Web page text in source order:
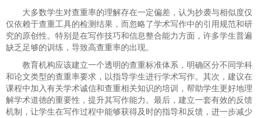
大多数学生对查重率的理解存在一定偏差，认为抄袭与相似度仅
仅依赖于查重工具的检测结果，而忽略了学术写作中的引用规范和研
究的原创性。特别是在写作技巧和信息整合能力方面，许多学生普遍
缺乏足够的训练，导致高查重率的出现。
教育机构应该建立一个透明的查重标准体系，明确区分不同学科
和论文类型的查重率要求，以指导学生进行学术写作。其次，建议在
课程中加入有关学术诚信和查重相关知识的培训，帮助学生更好地理
解学术道德的重要性，提升其写作能力。最后，建立一套有效的反馈
机制，让学生在写作过程中能够获得及时的指导和反馈，进一步减少